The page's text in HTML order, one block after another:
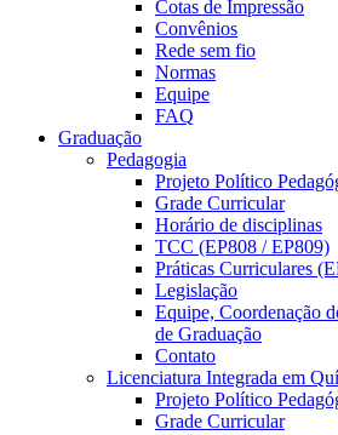
Cotas de Impressão
Convênios
Rede sem fio
Normas
Equipe
FAQ
Graduação
Pedagogia
Projeto Político
Grade Curricular
Horário de disciplinas
TCC (EP808 / EP809)
Práticas Curriculares
Legislação
Equipe, Coordenação
de Graduação
Contato
Licenciatura Integrada em
Projeto Político
Grade Curricular